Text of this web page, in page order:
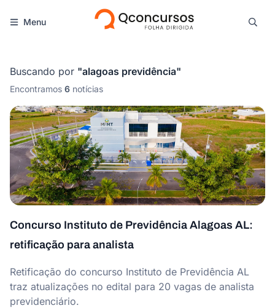
Menu
Buscando por "alagoas previdência"
Encontramos 6 notícias
Concurso Instituto de Previdência Alagoas AL:
retificação para analista
Retificação do concurso Instituto de Previdência AL
traz atualizações no edital para 20 vagas de analista
previdenciário.